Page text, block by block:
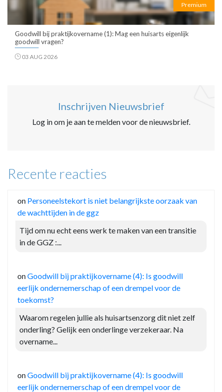
Premium
Goodwill bij praktijkovername (1): Mag een huisarts eigenlijk
goodwill vragen?
03 AUG 2026
Inschrijven Nieuwsbrief
Log in om je aan te melden voor de nieuwsbrief.
Recente reacties
on Personeelstekort is niet belangrijkste oorzaak van
de wachttijden in de ggz
Tijd om nu echt eens werk te maken van een transitie
in de GGZ :...
onGoodwill bij praktijkovername (4): Is goodwill
eerlijk ondernemerschap of een drempel voor de
toekomst?
Waarom regelen jullie als huisartsenzorg dit niet zelf
onderling? Gelijk een onderlinge verzekeraar. Na
overname...
onGoodwill bij praktijkovername (4): Is goodwill
eerlijk ondernemerschap of een drempel voor de